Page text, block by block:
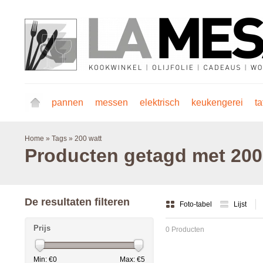
pannen messen elektrisch keukengerei
Home » Tags » 200 watt
Producten getagd met
Foto-tabel Lijst
0 Producten
De resultaten filteren
Prijs
Min: €0 Max: €5